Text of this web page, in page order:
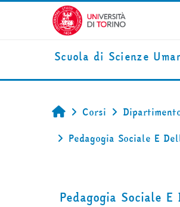
Vai al contenuto principale
Scuola di Scienze
Home
Corsi
Pedagogia Sociale E
Pedagogia Sociale